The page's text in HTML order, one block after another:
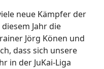
neue Kämpfer der
Jahr die
Jörg Könen und
dass sich unsere
in der JuKai-Liga